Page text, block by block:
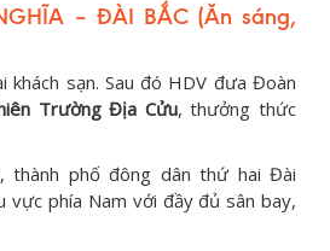
– ĐÀI BẮC (Ăn sáng,
khách sạn. Sau đó HDV đưa Đoàn
Trường Địa Cửu, thưởng thức
, thành phố đông dân thứ hai Đài
vực phía Nam với đầy đủ sân bay,